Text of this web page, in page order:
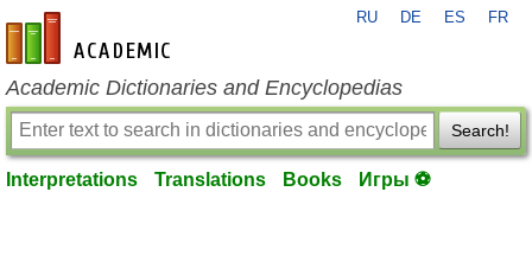
en-academic.com
RU DE ES FR
Academic Dictionaries and Encyclopedias
Search!
Interpretations Translations Books Игры ⚽